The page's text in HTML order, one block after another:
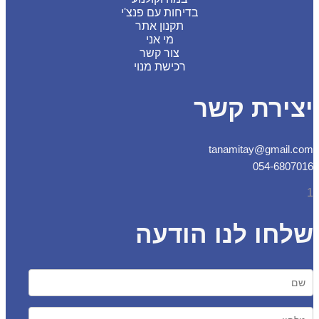
בדיחות עם פנצ'י
תקנון אתר
מי אני
צור קשר
רכישת מנוי
קשר
054-
לנו הודעה